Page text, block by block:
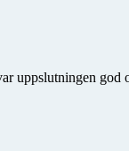
uppslutningen god